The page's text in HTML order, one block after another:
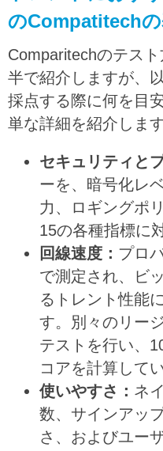
のCompatitech
Comparitechのテス
半で紹介しますが、
採点する際に何を目
単な詳細を紹介します
セキュリティと
ーを、暗号化レ
力、ロギングポ
15の各種指標に
回線速度： プロ
で測定され、ビ
るトレント性能
す。別々のリー
テストを行い、
コアを計算して
使いやすさ： ネ
数、サインアッ
さ、およびユー